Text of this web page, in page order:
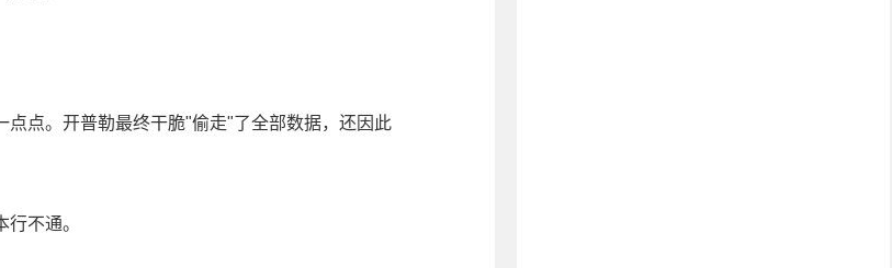
点。开普勒最终干脆"偷走"了全部数据，还因此
不通。